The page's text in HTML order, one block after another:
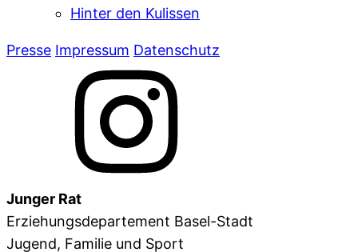
Hinter den Kulissen
Presse Impressum Datenschutz
Junger Rat
Erziehungsdepartement Basel-Stadt
Jugend, Familie und Sport